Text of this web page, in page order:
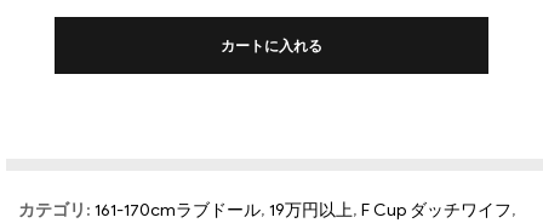
カートに入れる
カテゴリ: 161-170cmラブドール, 19万円以上, F Cup ダッチワイフ,